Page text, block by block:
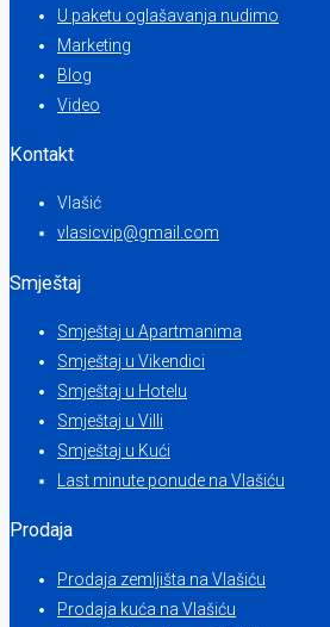
U paketu oglašavanja nudimo
Marketing
Blog
Video
Kontakt
Vlašić
vlasicvip@gmail.com
Smještaj
Smještaj u Apartmanima
Smještaj u Vikendici
Smještaj u Hotelu
Smještaj u Villi
Smještaj u Kući
Last minute ponude na Vlašiću
Prodaja
Prodaja zemljišta na Vlašiću
Prodaja kuća na Vlašiću